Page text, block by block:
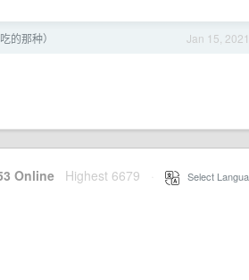
Jan 15, 2021
的那种）
Online Highest 6679 Select